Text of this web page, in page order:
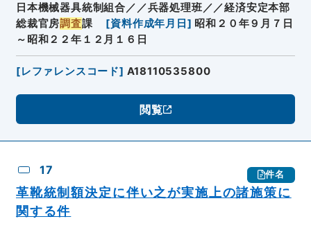
日本機械器具統制組合／／兵器処理班／／経済安定本部
総裁官房調査課 [資料作成年月日 ] 昭和２０年９月７日
～昭和２２年１２月１６日
[レファレンスコード] A18110535800
閲覧
17 件名
革靴統制額決定に伴い之が実施上の諸施策に
関する件